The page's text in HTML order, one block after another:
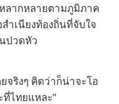
ลากหลายตามภูมิภาค
ำเนียงท้องถิ่นที่จับใจ
ปวดหัว
จริงๆ คิดว่าก็น่าจะโอ
ไทยแหละ”